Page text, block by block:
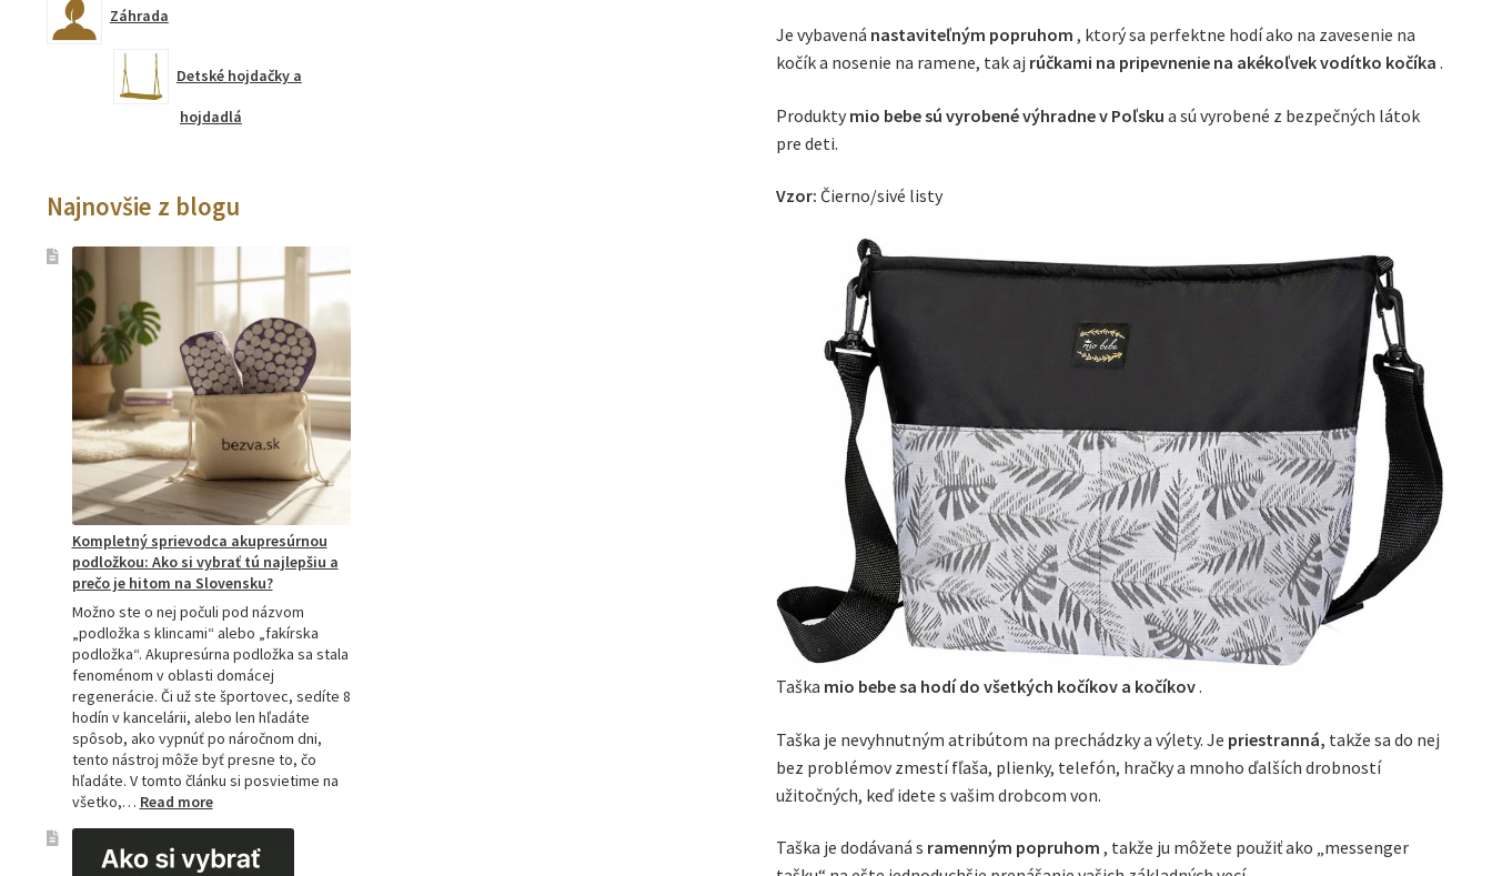
Je vybavená nastaviteľným popruhom , ktorý sa perfektne hodí ako na zavesenie na
kočík a nosenie na ramene, tak aj rúčkami na pripevnenie na akékoľvek vodítko kočíka .
Produkty mio bebe sú vyrobenévýhradne v Poľsku a sú vyrobené z bezpečných látok
pre deti.
Vzor: Čierno/sivé listy
Taška mio bebesa hodí do všetkých kočíkov a kočíkov.
Taška je nevyhnutným atribútom na prechádzky a výlety. Je priestranná, takže sa do nej
bez problémov zmestí fľaša, plienky, telefón, hračky a mnoho ďalších drobností
užitočných, keď idete s vašim drobcom von.
Taška je dodávaná s ramenným popruhom , takže ju môžete použiť ako „messenger
Záhrada
Detské hojdačky a
hojdadlá
Najnovšie z blogu
Kompletný sprievodca akupresúrnou
podložkou: Ako si vybrať tú najlepšiu a
prečo je hitom na Slovensku?
Možno ste o nej počuli pod názvom
„podložka s klincami“ alebo „fakírska
podložka“. Akupresúrna podložka sa stala
fenoménom v oblasti domácej
regenerácie. Či už ste športovec, sedíte 8
hodín v kancelárii, alebo len hľadáte
spôsob, ako vypnúť po náročnom dni,
tento nástroj môže byť presne to, čo
hľadáte. V tomto článku si posvietime na
všetko,… Read more:
akupresúrnou